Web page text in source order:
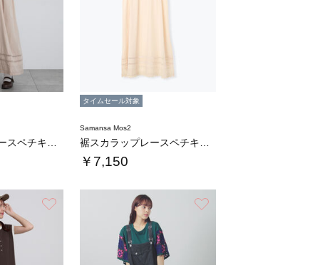
タイムセール対象
Samansa Mos2
￥7,150